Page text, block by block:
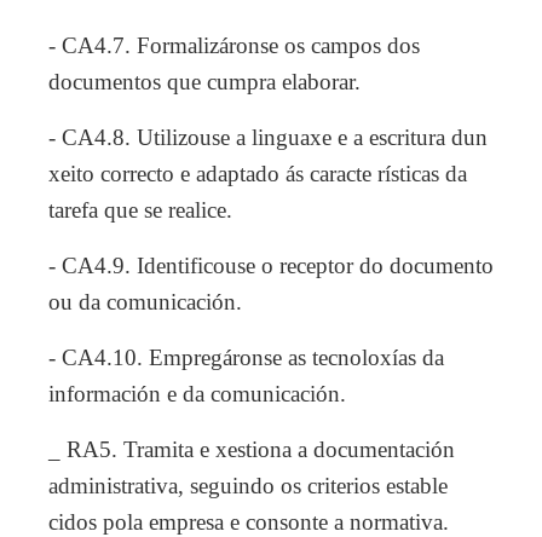
- CA4.7. Formalizáronse os campos dos
documentos que cumpra elaborar.
- CA4.8. Utilizouse a linguaxe e a escritura dun
xeito correcto e adaptado ás caracte rísticas da
tarefa que se realice.
- CA4.9. Identificouse o receptor do documento
ou da comunicación.
- CA4.10. Empregáronse as tecnoloxías da
información e da comunicación.
_ RA5. Tramita e xestiona a documentación
administrativa, seguindo os criterios estable
cidos pola empresa e consonte a normativa.